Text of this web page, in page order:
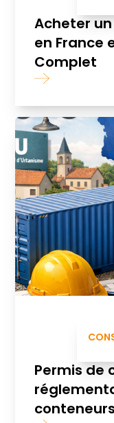
Acheter
en France
Complet
Permis de